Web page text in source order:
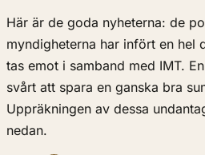
Här är de goda nyheterna: de
myndigheterna har infört en hel
tas emot i samband med IMT.
svårt att spara en ganska bra
Uppräkningen av dessa
nedan.